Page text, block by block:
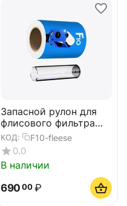
Запасной рулон для
флисового фильтра
F10-A
КОД: F10-fleese
0.0
В наличии
690 00 ₽